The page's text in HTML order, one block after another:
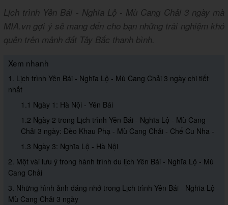
Lịch trình Yên Bái - Nghĩa Lộ - Mù Cang Chải 3 ngày mà
MIA.vn gợi ý sẽ mang đến cho bạn những trải nghiệm khó
quên trên mảnh đất Tây Bắc thanh bình.
Xem nhanh
1. Lịch trình Yên Bái - Nghĩa Lộ - Mù Cang Chải 3 ngày chi tiết
nhất
1.1 Ngày 1: Hà Nội - Yên Bái
1.2 Ngày 2 trong Lịch trình Yên Bái - Nghĩa Lộ - Mù Cang
Chải 3 ngày: Đèo Khau Phạ - Mù Cang Chải - Chế Cu Nha -
1.3 Ngày 3: Nghĩa Lộ - Hà Nội
2. Một vài lưu ý trong hành trình du lịch Yên Bái - Nghĩa Lộ - Mù
Cang Chải
3. Những hình ảnh đáng nhớ trong Lịch trình Yên Bái - Nghĩa Lộ -
Mù Cang Chải 3 ngày